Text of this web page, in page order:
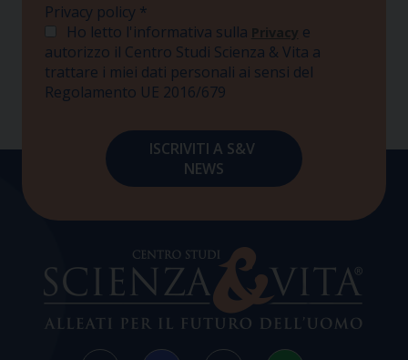
Privacy policy *
Ho letto l'informativa sulla Privacy e
autorizzo il Centro Studi Scienza & Vita a
trattare i miei dati personali ai sensi del
Regolamento UE 2016/679